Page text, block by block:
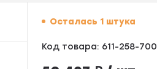
Осталась 1 штука
Код товара: 611-258-700